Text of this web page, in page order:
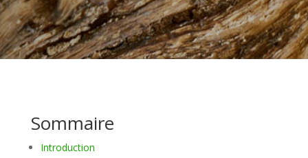
Sommaire
Introduction